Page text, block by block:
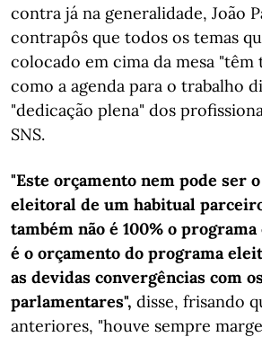
contra já na generalidade, João
contrapôs que todos os temas
colocado em cima da mesa "têm
como a agenda para o trabalho
"dedicação plena" dos
SNS.
"Este orçamento nem pode ser
eleitoral de um habitual
também não é 100% o
é o orçamento do programa
as devidas convergências com
parlamentares", disse, frisando
anteriores, "houve sempre